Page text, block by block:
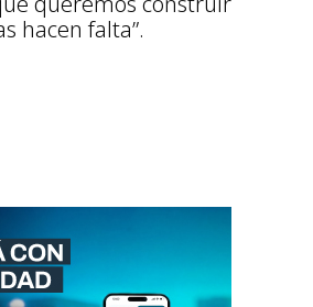
hacen falta”.